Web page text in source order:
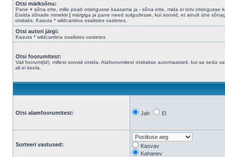
Otsi märksõnu:
Pane + sõna ette, mille peab otsingusse kaasama ja - sõna ette, mida ei tohi otsingusse
Eralda sõnade nimekiri | märgiga ja pane need sulgudesse, kui soovid, et ainult ühe
otsitaks. Kasuta * wildcardina osalistes vastetes.
Otsi autori järgi:
Kasuta * wildcardina osalistes vastetes
Otsi foorumitest:
Vali foorumi(id), millest soovid otsida. Alafoorumitest otsitakse automaatselt, kui sa seda
all ei keela.
Otsi alamfoorumitest: Jah Ei
Sorteeri vastused:
Kasvav
Kahanev